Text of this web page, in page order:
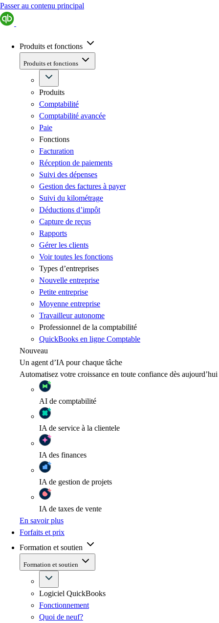
Passer au contenu principal
Produits et fonctions
Produits et fonctions
Produits
Comptabilité
Comptabilité avancée
Paie
Fonctions
Facturation
Réception de paiements
Suivi des dépenses
Gestion des factures à payer
Suivi du kilométrage
Déductions d’impôt
Capture de reçus
Rapports
Gérer les clients
Voir toutes les fonctions
Types d’entreprises
Nouvelle entreprise
Petite entreprise
Moyenne entreprise
Travailleur autonome
Professionnel de la comptabilité
QuickBooks en ligne Comptable
Nouveau
Un agent d’IA pour chaque tâche
Automatisez votre croissance en toute confiance dès aujourd’hui
AI de comptabilité
IA de service à la clientele
IA des finances
IA de gestion de projets
IA de taxes de vente
En savoir plus
Forfaits et prix
Formation et soutien
Formation et soutien
Logiciel QuickBooks
Fonctionnement
Quoi de neuf?